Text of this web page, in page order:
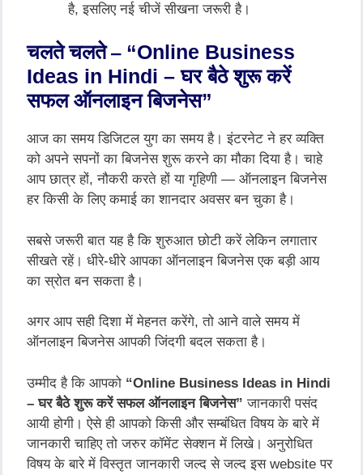
है, इसलिए नई चीजें सीखना जरूरी है।
चलते चलते – “Online Business
Ideas in Hindi – घर बैठे शुरू करें
सफल ऑनलाइन बिजनेस”
आज का समय डिजिटल युग का समय है। इंटरनेट ने हर व्यक्ति
को अपने सपनों का बिजनेस शुरू करने का मौका दिया है। चाहे
आप छात्र हों, नौकरी करते हों या गृहिणी — ऑनलाइन बिजनेस
हर किसी के लिए कमाई का शानदार अवसर बन चुका है।
सबसे जरूरी बात यह है कि शुरुआत छोटी करें लेकिन लगातार
सीखते रहें। धीरे-धीरे आपका ऑनलाइन बिजनेस एक बड़ी आय
का स्रोत बन सकता है।
अगर आप सही दिशा में मेहनत करेंगे, तो आने वाले समय में
ऑनलाइन बिजनेस आपकी जिंदगी बदल सकता है।
उम्मीद है कि आपको “Online Business Ideas in Hindi
– घर बैठे शुरू करें सफल ऑनलाइन बिजनेस” जानकारी पसंद
आयी होगी। ऐसे ही आपको किसी और सम्बंधित विषय के बारे में
जानकारी चाहिए तो जरुर कॉमेंट सेक्शन में लिखे। अनुरोधित
विषय के बारे में विस्तृत जानकारी जल्द से जल्द इस website पर